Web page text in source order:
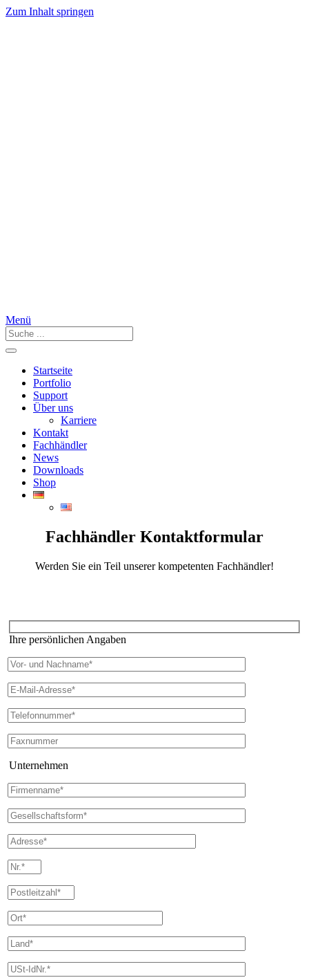
Zum Inhalt springen
Menü
Startseite
Portfolio
Support
Über uns
Karriere
Kontakt
Fachhändler
News
Downloads
Shop
Fachhändler Kontaktformular
Werden Sie ein Teil unserer kompetenten Fachhändler!
Ihre persönlichen Angaben
Unternehmen